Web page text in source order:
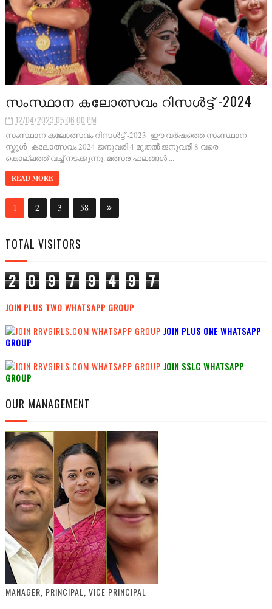
സംസ്ഥാന കലോത്സവം റിസൾട്ട് -2024
12/04/2023 05:06:00 PM
സംസ്ഥാന കലോത്സവം റിസൾട്ട് -2023 ഈ വർഷത്തെ സംസ്ഥാന
സ്കൂൾ കലോത്സവം 2024 ജനുവരി 4 മുതൽ ജനുവരി 8 വരെ
കൊല്ലത്ത് വച്ച് നടക്കുന്നു. മത്സര ഫലങ്ങൾ ...
READ MORE
1 2 3 58
TOTAL VISITORS
2 0 9 7 9 4 9 7
JOIN PLUS TWO WHATSAPP GROUP
JOIN PLUS ONE WHATSAPP
GROUP
JOIN SSLC WHATSAPP
GROUP
OUR MANAGEMENT
MANAGER, PRINCIPAL, VICE PRINCIPAL